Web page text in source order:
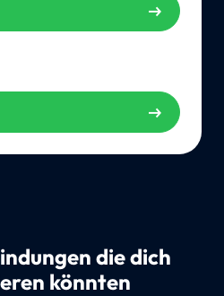
die dich
könnten